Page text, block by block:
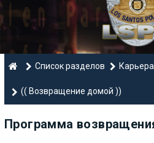
Список разделов Карьера
(( Возвращение домой ))
Программа